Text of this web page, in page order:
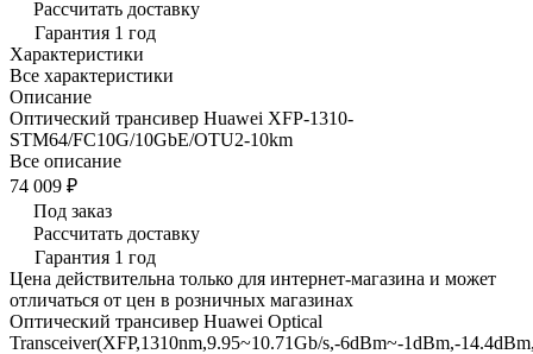
Рассчитать доставку
Гарантия 1 год
Характеристики
Все характеристики
Описание
Оптический трансивер Huawei XFP-1310-
STM64/FC10G/10GbE/OTU2-10km
Все описание
74 009 ₽
Под заказ
Рассчитать доставку
Гарантия 1 год
Цена действительна только для интернет-магазина и может
отличаться от цен в розничных магазинах
Оптический трансивер Huawei Optical
Transceiver(XFP,1310nm,9.95~10.71Gb/s,-6dBm~-1dBm,-